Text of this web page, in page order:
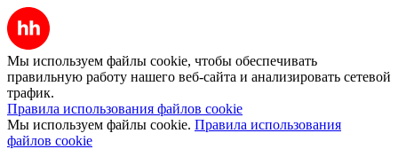
Мы используем файлы cookie, чтобы обеспечивать
правильную работу нашего веб-сайта и анализировать сетевой
трафик.
Правила использования файлов cookie
Мы используем файлы cookie. Правила использования
файлов cookie